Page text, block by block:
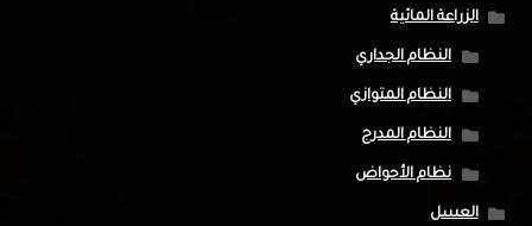
الزراعة المائية
النظام الجداري
النظام المتوازي
النظام المدرج
نظام الأحواض
العسل